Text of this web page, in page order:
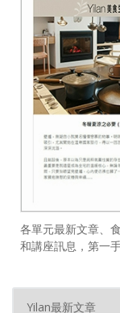
各單元最新文章、
和講座訊息，第一